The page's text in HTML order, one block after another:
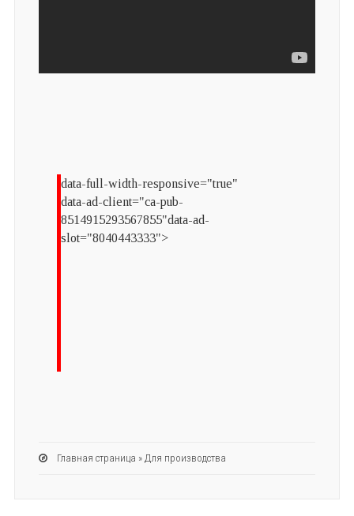
data-full-width-responsive="true"
data-ad-client="ca-pub-
8514915293567855"data-ad-
slot="8040443333">
Главная страница » Для производства